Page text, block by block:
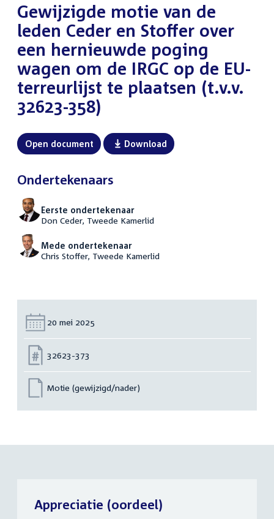
:Gewijzigde motie van de
leden Ceder en Stoffer over
een hernieuwde poging
wagen om de IRGC op de EU-
terreurlijst te plaatsen (t.v.v.
32623-358)
Open document Download
Ondertekenaars
Eerste ondertekenaar
Don Ceder, Tweede Kamerlid
Mede ondertekenaar
Chris Stoffer, Tweede Kamerlid
Datum:
20 mei 2025
Nummer:
32623-373
Motie (gewijzigd/nader)
Appreciatie (oordeel)